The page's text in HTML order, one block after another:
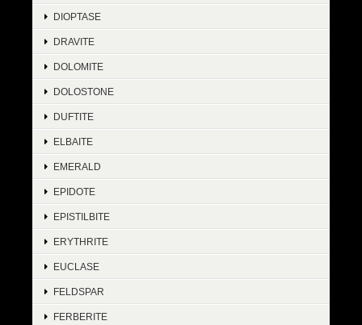
DIOPTASE
DRAVITE
DOLOMITE
DOLOSTONE
DUFTITE
ELBAITE
EMERALD
EPIDOTE
EPISTILBITE
ERYTHRITE
EUCLASE
FELDSPAR
FERBERITE